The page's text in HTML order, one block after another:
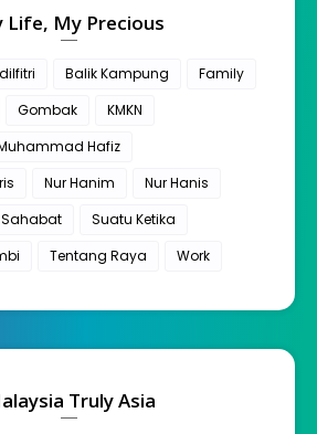
Life, My Precious
Balik Kampung
Family
Gombak
KMKN
Hafiz
Nur Hanim
Nur Hanis
Sahabat
Suatu Ketika
Tentang Raya Work
Truly Asia